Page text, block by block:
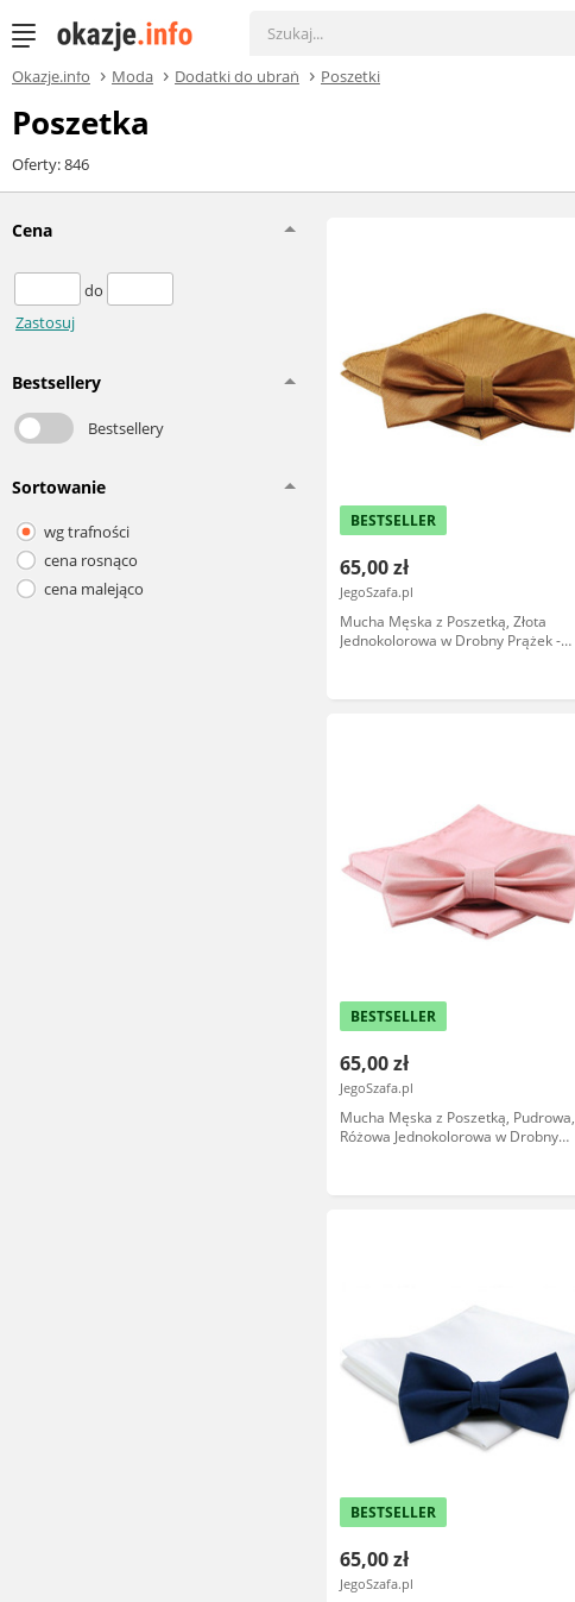
Okazje.info Moda Dodatki do ubrań Poszetki
Poszetka
Oferty: 846
Cena
do
Zastosuj
Bestsellery
Bestsellery
Sortowanie
wg trafności
cena rosnąco
cena malejąco
BESTSELLER
65,00 zł
JegoSzafa.pl
Mucha Męska z Poszetką, Złota
Jednokolorowa w Drobny Prążek -
BESTSELLER
65,00 zł
JegoSzafa.pl
Mucha Męska z Poszetką, Pudrowa,
Różowa Jednokolorowa w Drobny
BESTSELLER
65,00 zł
JegoSzafa.pl